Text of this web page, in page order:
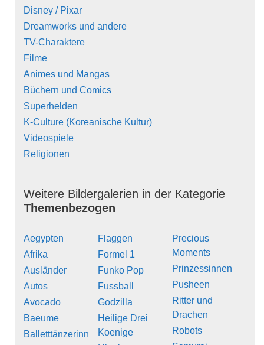
Disney / Pixar
Dreamworks und andere
TV-Charaktere
Filme
Animes und Mangas
Büchern und Comics
Superhelden
K-Culture (Koreanische Kultur)
Videospiele
Religionen
Weitere Bildergalerien in der Kategorie
Themenbezogen
Aegypten
Afrika
Ausländer
Autos
Avocado
Baeume
Balletttänzerinn
Flaggen
Formel 1
Funko Pop
Fussball
Godzilla
Heilige Drei
Koenige
Precious
Moments
Prinzessinnen
Pusheen
Ritter und
Drachen
Robots